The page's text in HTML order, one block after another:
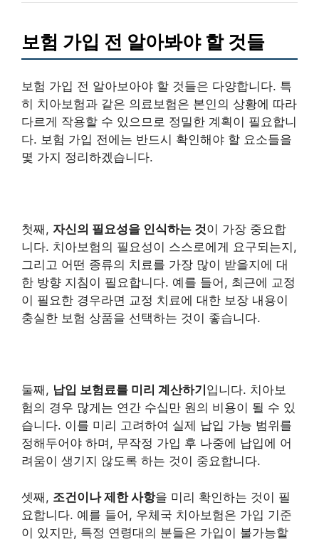
보험 가입 전 알아봐야 할 것들
보험 가입 전 알아보아야 할 것들은 다양합니다. 특
히 치아보험과 같은 의료보험은 본인의 상황에 따라
다르게 작용할 수 있으므로 정밀한 계획이 필요합니
다. 보험 가입 전에는 반드시 확인해야 할 요소들을
몇 가지 정리하겠습니다.
첫째, 자신의 필요성을 인식하는 것이 가장 중요합
니다. 치아보험의 필요성이 스스로에게 요구되는지,
그리고 어떤 종류의 치료를 가장 많이 받을지에 대
한 방향 지침이 필요합니다. 예를 들어, 최근에 교정
이 필요한 경우라면 교정 치료에 대한 보장 내용이
충실한 보험 상품을 선택하는 것이 좋습니다.
둘째, 납입 보험료를 미리 계산하기 입니다. 치아보
험의 경우 많게는 연간 수십만 원의 비용이 될 수 있
습니다. 이를 미리 고려하여 실제 납입 가능 범위를
정해두어야 하며, 무작정 가입 후 나중에 납입에 어
려움이 생기지 않도록 하는 것이 중요합니다.
셋째, 조건이나 제한 사항을 미리 확인하는 것이 필
요합니다. 예를 들어, 우체국 치아보험은 가입 기준
이 있지만, 특정 연령대의 분들은 가입이 불가능할